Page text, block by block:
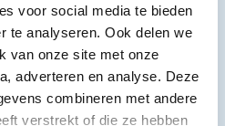
voor social media te bieden
te analyseren. Ook delen we
van onze site met onze
adverteren en analyse. Deze
combineren met andere
verstrekt of die ze hebben